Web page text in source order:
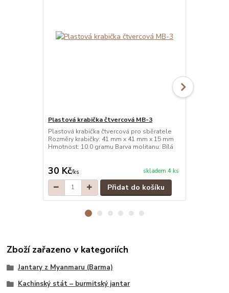
Plastová krabička čtvercová MB-3
Plastová krabička čtvercová pro sběratele
Rozměry krabičky: 41 mm x 41 mm x 15 mm
Hmotnost: 10.0 gramu Barva molitanu: Bílá
30 Kč/ks skladem 4 ks
Přidat do košíku
Zboží zařazeno v kategoriích
Jantary z Myanmaru (Barma)
Kachinský stát – burmitský jantar